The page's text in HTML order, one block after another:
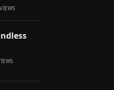
VIEWS